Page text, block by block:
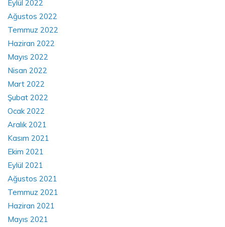
Eylül 2022
Ağustos 2022
Temmuz 2022
Haziran 2022
Mayıs 2022
Nisan 2022
Mart 2022
Şubat 2022
Ocak 2022
Aralık 2021
Kasım 2021
Ekim 2021
Eylül 2021
Ağustos 2021
Temmuz 2021
Haziran 2021
Mayıs 2021